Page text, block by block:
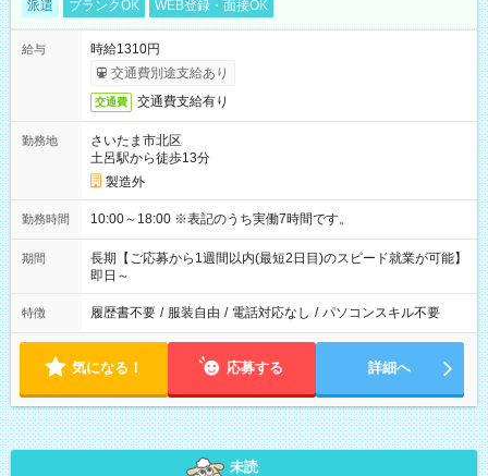
派遣 ブランクOK WEB登録・面接OK
給与
時給1310円
交通費別途支給あり
交通費 交通費支給有り
勤務地
さいたま市北区
土呂駅から徒歩13分
製造外
勤務時間 10:00～18:00 ※表記のうち実働7時間です。
期間
長期【ご応募から1週間以内(最短2日目)のスピード就業が可能】
即日～
特徴 履歴書不要 / 服装自由 / 電話対応なし / パソコンスキル不要
気になる！ 応募する 詳細へ
未読